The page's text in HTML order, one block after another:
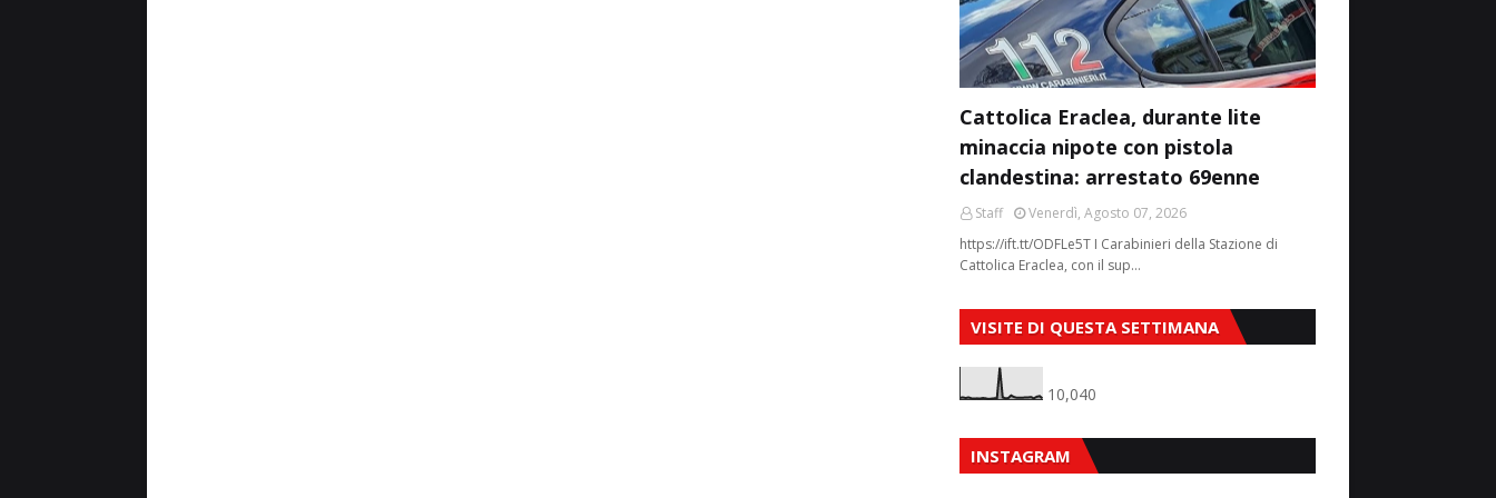
Cattolica Eraclea, durante lite
minaccia nipote con pistola
clandestina: arrestato 69enne
Staff
Venerdì, Agosto 07, 2026
https://ift.tt/ODFLe5T I Carabinieri della Stazione di
Cattolica Eraclea, con il sup…
VISITE DI QUESTA SETTIMANA
10,040
INSTAGRAM